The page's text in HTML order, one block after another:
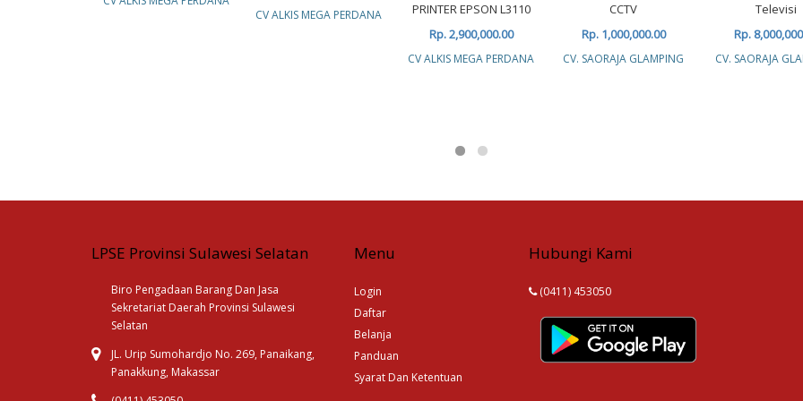
CV ALKIS MEGA PERDANA
PRINTER EPSON L3110
Rp. 2,900,000.00
CV ALKIS MEGA PERDANA
CCTV
Rp. 1,000,000.00
CV. SAORAJA GLAMPING
Televisi
Rp.
CV. SAORAJA
LPSE Provinsi Sulawesi Selatan
Biro Pengadaan Barang Dan Jasa
Sekretariat Daerah Provinsi Sulawesi
Selatan
JL. Urip Sumohardjo No. 269, Panaikang,
Panakkung, Makassar
Menu
Login
Daftar
Belanja
Panduan
Syarat Dan Ketentuan
Hubungi Kami
(0411) 453050